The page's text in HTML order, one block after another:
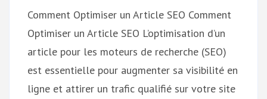
Comment Optimiser un Article SEO Comment
Optimiser un Article SEO L’optimisation d’un
article pour les moteurs de recherche (SEO)
est essentielle pour augmenter sa visibilité en
ligne et attirer un trafic qualifié sur votre site